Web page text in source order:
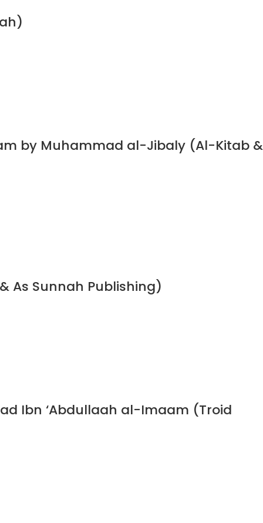
by Muhammad al-Jibaly (Al-Kitab &
As Sunnah Publishing)
Ibn ‘Abdullaah al-Imaam (Troid